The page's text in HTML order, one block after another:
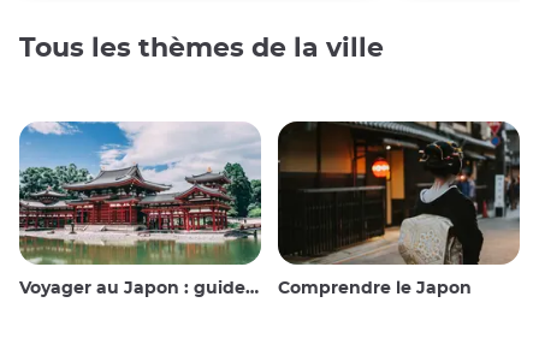
Tous les thèmes de la ville
Voyager au Japon : guide et conseils Comprendre le Japon